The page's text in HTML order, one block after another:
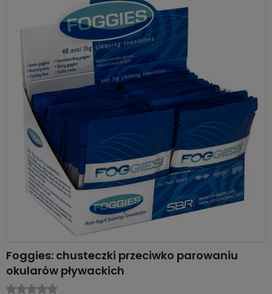
Wybierz coś dla siebie z naszej aktualnej oferty lub
zaloguj się, aby przywrócić dodane produkty do
listy z poprzedniej sesji.
Foggies: chusteczki przeciwko parowaniu
okularów pływackich